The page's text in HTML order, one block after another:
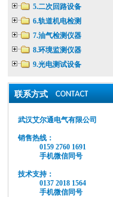
5.二次回路设备
6.轨道机电检测
7.油气检测仪器
8.环境监测仪器
9.光电测试设备
联系方式
武汉艾尔通电气有限公司
销售热线：
0159 2760 1691
手机微信同号
技术支持：
0137 2018 1564
手机微信同号